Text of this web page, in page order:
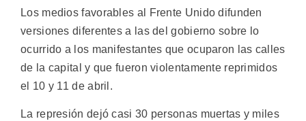
Los medios favorables al Frente Unido difunden
versiones diferentes a las del gobierno sobre lo
ocurrido a los manifestantes que ocuparon las calles
de la capital y que fueron violentamente reprimidos
el 10 y 11 de abril.
La represión dejó casi 30 personas muertas y miles